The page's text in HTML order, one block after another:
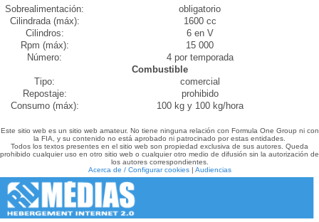
Sobrealimentación:
obligatorio
Cilindrada (máx):
1600 cc
Cilindros:
6 en V
Rpm (máx):
15 000
Número:
4 por temporada
Combustible
Tipo:
comercial
Repostaje:
prohibido
Consumo (máx):
100 kg y 100 kg/hora
Este sitio web es un sitio web amateur. No tiene ninguna relación con Formula One Group ni con
la FIA, y su contenido no está aprobado ni patrocinado por estas entidades.
Todos los textos presentes en el sitio web son propiedad exclusiva de sus autores. Queda
prohibido cualquier uso en otro sitio web o cualquier otro medio de difusión sin la autorización de
los autores correspondientes.
Acerca de / Configurar cookies| Audiencias